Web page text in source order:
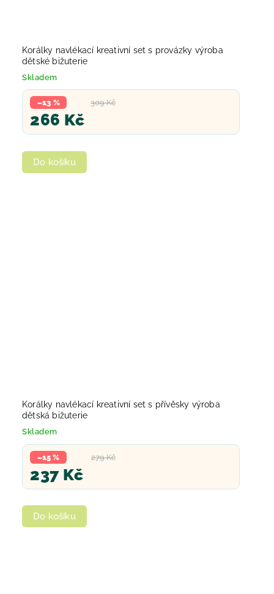
Korálky navlékací kreativní set s provázky výroba
dětské bižuterie
Skladem
309 Kč
–13 %
266 Kč
Do košíku
Korálky navlékací kreativní set s přívěsky výroba
dětská bižuterie
Skladem
279 Kč
–15 %
237 Kč
Do košíku